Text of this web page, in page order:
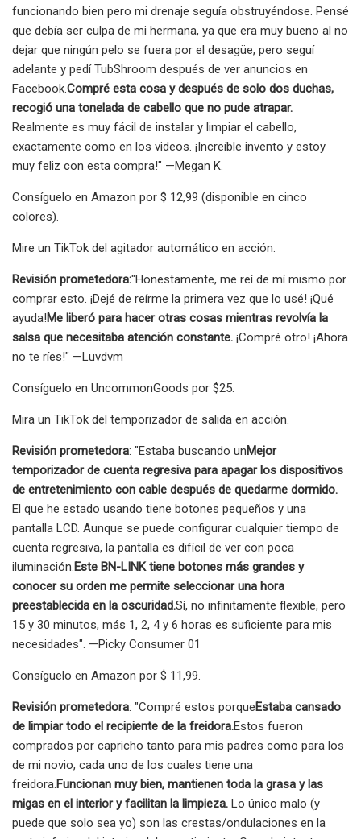
funcionando bien pero mi drenaje seguía obstruyéndose. Pensé
que debía ser culpa de mi hermana, ya que era muy bueno al no
dejar que ningún pelo se fuera por el desagüe, pero seguí
adelante y pedí TubShroom después de ver anuncios en
Facebook.Compré esta cosa y después de solo dos duchas,
recogió una tonelada de cabello que no pude atrapar.
Realmente es muy fácil de instalar y limpiar el cabello,
exactamente como en los videos. ¡Increíble invento y estoy
muy feliz con esta compra!" —Megan K.
Consíguelo en Amazon por $ 12,99 (disponible en cinco
colores).
Mire un TikTok del agitador automático en acción.
Revisión prometedora:"Honestamente, me reí de mí mismo por
comprar esto. ¡Dejé de reírme la primera vez que lo usé! ¡Qué
ayuda!Me liberó para hacer otras cosas mientras revolvía la
salsa que necesitaba atención constante. ¡Compré otro! ¡Ahora
no te ríes!" —Luvdvm
Consíguelo en UncommonGoods por $25.
Mira un TikTok del temporizador de salida en acción.
Revisión prometedora: "Estaba buscando unMejor
temporizador de cuenta regresiva para apagar los dispositivos
de entretenimiento con cable después de quedarme dormido.
El que he estado usando tiene botones pequeños y una
pantalla LCD. Aunque se puede configurar cualquier tiempo de
cuenta regresiva, la pantalla es difícil de ver con poca
iluminación.Este BN-LINK tiene botones más grandes y
conocer su orden me permite seleccionar una hora
preestablecida en la oscuridad.Sí, no infinitamente flexible, pero
15 y 30 minutos, más 1, 2, 4 y 6 horas es suficiente para mis
necesidades". —Picky Consumer 01
Consíguelo en Amazon por $ 11,99.
Revisión prometedora: "Compré estos porqueEstaba cansado
de limpiar todo el recipiente de la freidora.Estos fueron
comprados por capricho tanto para mis padres como para los
de mi novio, cada uno de los cuales tiene una
freidora.Funcionan muy bien, mantienen toda la grasa y las
migas en el interior y facilitan la limpieza. Lo único malo (y
puede que solo sea yo) son las crestas/ondulaciones en la